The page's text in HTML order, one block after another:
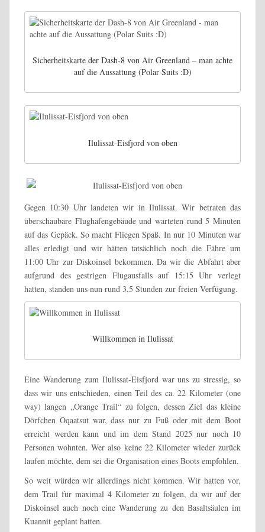
Sicherheitskarte der Dash-8 von Air Greenland – man achte
auf die Aussattung (Polar Suits :D)
Ilulissat-Eisfjord von oben
Gegen 10:30 Uhr landeten wir in Ilulissat. Wir betraten das
überschaubare Flughafengebäude und warteten rund 5 Minuten
auf das Gepäck. So macht Fliegen Spaß. In nur 10 Minuten war
alles erledigt und wir hätten tatsächlich noch die Fähre um
11:00 Uhr zur Diskoinsel bekommen. Da wir die Abfahrt aber
aufgrund des gestrigen Flugausfalls auf 15:15 Uhr verlegt
hatten, standen uns nun rund 3,5 Stunden zur freien Verfügung.
Willkommen in Ilulissat
Eine Wanderung zum Ilulissat-Eisfjord war uns zu stressig, so
dass wir uns entschieden, einen Teil des ca. 22 Kilometer (one
way) langen „Orange Trail“ zu folgen, dessen Ziel das kleine
Dörfchen Oqaatsut war, dass nur zu Fuß oder mit dem Boot
erreicht werden kann und im dem Stand 2025 nur noch 10
Personen wohnten. Wer also keine 22 Kilometer wieder zurück
laufen möchte, dem sei die Organisation eines Boots empfohlen.
So weit würden wir allerdings nicht kommen. Wir hatten vor,
dem Trail für maximal 4 Kilometer zu folgen, da wir auf der
Diskoinsel auch noch eine Wanderung zu den Basaltsäulen im
Kuannit geplant hatten.